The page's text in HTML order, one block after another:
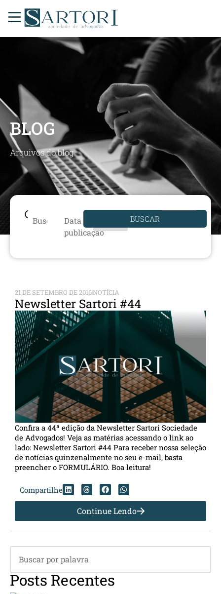
BLOG
Arquivos do blog
Data de
publicação
BUSCAR
21 DE SETEMBRO DE 2016NOTÍCIA
Newsletter Sartori #44
Confira a 44ª edição da Newsletter Sartori Sociedade
de Advogados! Veja as matérias acessando o link ao
lado: Newsletter Sartori #44 Para receber nossa seleção
de notícias quinzenalmente no seu e-mail, basta
preencher o FORMULÁRIO. Boa leitura!
Compartilhe
Continue Lendo
Posts Recentes